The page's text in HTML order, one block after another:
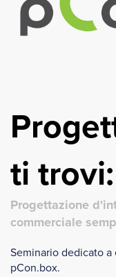
ti
Progettazione
commerciale
Seminario dedicato
pCon.box.